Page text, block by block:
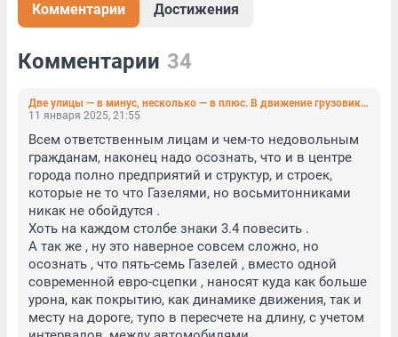
Комментарии Достижения
Комментарии 34
Две улицы — в минус, несколько — в плюс. В движение грузовиков по Петербургу хотят внести изменения
11 января 2025, 21:55
Всем ответственным лицам и чем-то недовольным
гражданам, наконец надо осознать, что и в центре
города полно предприятий и структур, и строек,
которые не то что Газелями, но восьмитонниками
никак не обойдутся .
Хоть на каждом столбе знаки 3.4 повесить .
А так же , ну это наверное совсем сложно, но
осознать , что пять-семь Газелей , вместо одной
современной евро-сцепки , наносят куда как больше
урона, как покрытию, как динамике движения, так и
месту на дороге, тупо в пересчете на длину, с учетом